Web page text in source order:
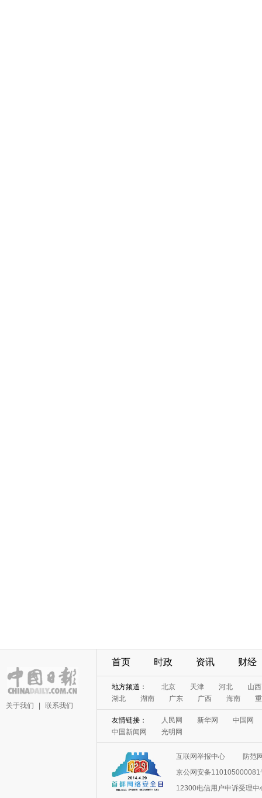
关于我们 联系我们
首页 时政 资讯 财经
地方频道： 北京 天津 河北
山西
湖北
湖南 广东 广西 海南
友情链接： 人民网 新华网
中国网
中国新闻网
光明网
互联网举报中心
防范
京公网安备110105000081
12300电信用户申诉受理中